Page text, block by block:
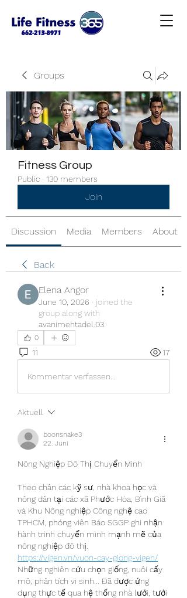
Groups
Fitness Group
Public · 130 members
Join
Discussion Media Members About
Back
Elena Angor
June 10, 2026 · joined the
group along with
avanimehtadel.03
0
11 17
Kommentar verfassen...
Aktuell
boonsnake3
22. Juni
Nông Nghiệp Đô Thị Chuyển Mình
Theo chân các kỹ sư, nhà khoa học và
nông dân tại các xã Phước Hòa, Bình Giã
và Khu Nông nghiệp Công nghệ cao
TPHCM, phóng viên Báo SGGP ghi nhận
hành trình chuyển mình mạnh mẽ của
https://vigen.vn/vuon-cay-giong-vigen/
Những nghiên cứu chọn giống, nuôi cấy
mô, phân tích vi sinh... Đã được ứng
dụng thực tế qua hệ thống nhà lưới, tưới